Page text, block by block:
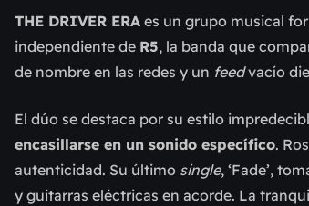
THE DRIVER ERA es un grupo musical
independiente de R5, la banda que
de nombre en las redes y un feedvacío
El dúo se destaca por su estilo
encasillarse en un sonido específico.
autenticidad. Su último single, ‘Fade’,
y guitarras eléctricas en acorde. La